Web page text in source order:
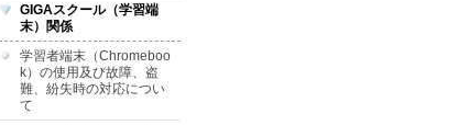
GIGAスクール（学習端
末）関係
学習者端末（Chromeboo
k）の使用及び故障、盗
難、紛失時の対応につい
て